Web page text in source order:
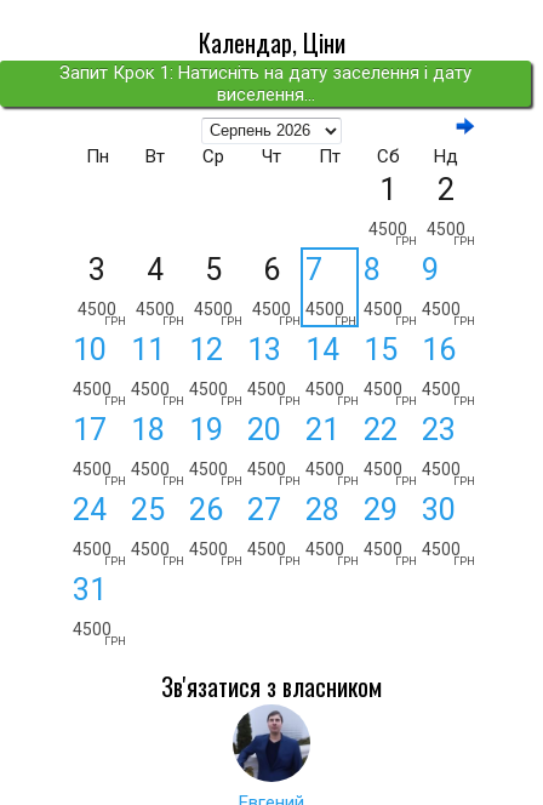
Календар, Ціни
Запит Крок 1: Натисніть на дату заселення і дату
виселення...
Пн Вт Ср Чт Пт Сб Нд
1
4500
ГРН
2
4500
ГРН
3
4500
ГРН
4
4500
ГРН
5
4500
ГРН
6
4500
ГРН
7
4500
ГРН
8
4500
ГРН
9
4500
ГРН
10
4500
ГРН
11
4500
ГРН
12
4500
ГРН
13
4500
ГРН
14
4500
ГРН
15
4500
ГРН
16
4500
ГРН
17
4500
ГРН
18
4500
ГРН
19
4500
ГРН
20
4500
ГРН
21
4500
ГРН
22
4500
ГРН
23
4500
ГРН
24
4500
ГРН
25
4500
ГРН
26
4500
ГРН
27
4500
ГРН
28
4500
ГРН
29
4500
ГРН
30
4500
ГРН
31
4500
ГРН
Зв'язатися з власником